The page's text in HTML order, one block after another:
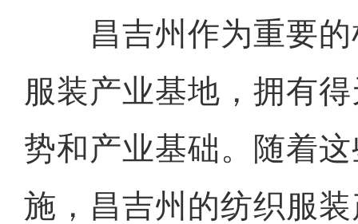
昌吉州作为重要的
服装产业基地，拥有
势和产业基础。随着
施，昌吉州的纺织服